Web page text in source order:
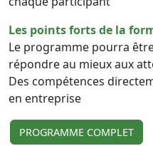
Les points forts de la
Le programme pourra
répondre au mieux aux
Des compétences
en entreprise
PROGRAMME COMPLET